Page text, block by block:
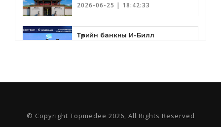
2026-06-25 | 18:42:33
Төрийн банкны И-Билл
үйлчилгээнд Голомт банк
шинэчлэн байгууллаа
© Copyright Topmedee 2026, All Rights Reserved